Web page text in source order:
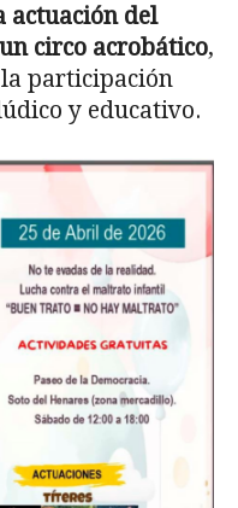
actuación del
circo acrobático,
participación
y educativo.